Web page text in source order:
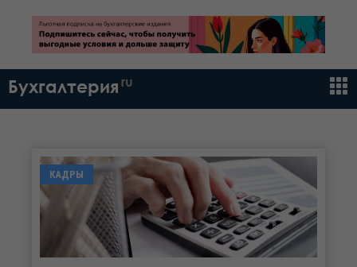
Бухгалтерия ru
КАДРЫ